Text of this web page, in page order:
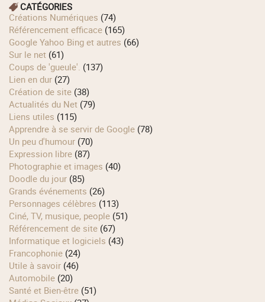
CATÉGORIES
Créations Numériques (74)
Référencement efficace (165)
Google Yahoo Bing et autres (66)
Sur le net (61)
Coups de 'gueule'. (137)
Lien en dur (27)
Création de site (38)
Actualités du Net (79)
Liens utiles (115)
Apprendre à se servir de Google (78)
Un peu d'humour (70)
Expression libre (87)
Photographie et images (40)
Doodle du jour (85)
Grands événements (26)
Personnages célèbres (113)
Ciné, TV, musique, people (51)
Référencement de site (67)
Informatique et logiciels (43)
Francophonie (24)
Utile à savoir (46)
Automobile (20)
Santé et Bien-être (51)